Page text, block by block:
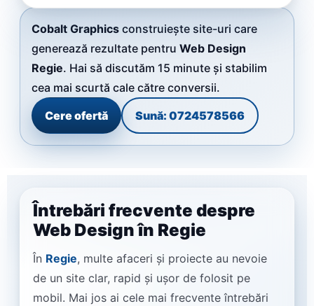
Cobalt Graphics construiește site-uri care
generează rezultate pentru Web Design
Regie. Hai să discutăm 15 minute și stabilim
cea mai scurtă cale către conversii.
Cere ofertă
Sună: 0724578566
Întrebări frecvente despre
Web Design în Regie
În Regie, multe afaceri și proiecte au nevoie
de un site clar, rapid și ușor de folosit pe
mobil. Mai jos ai cele mai frecvente întrebări